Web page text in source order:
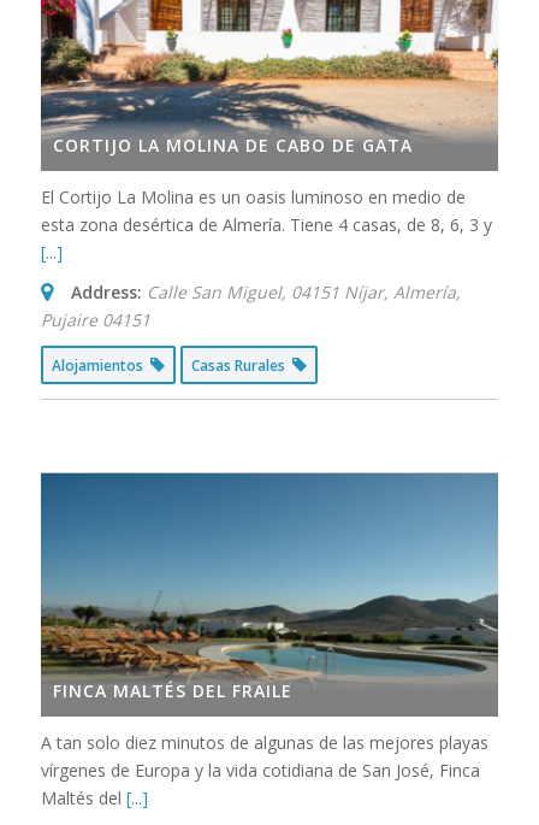
CORTIJO LA MOLINA DE CABO DE GATA
El Cortijo La Molina es un oasis luminoso en medio de
esta zona desértica de Almería. Tiene 4 casas, de 8, 6, 3 y
[...]
Address: Calle San Miguel, 04151 Níjar, Almería,
Pujaire 04151
Alojamientos Casas Rurales
FINCA MALTÉS DEL FRAILE
A tan solo diez minutos de algunas de las mejores playas
vírgenes de Europa y la vida cotidiana de San José, Finca
Maltés del [...]